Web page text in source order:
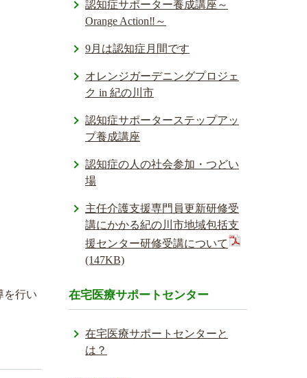
を行い
認知症サポーター養成講座～
Orange Action‼～
9月は認知症月間です
オレンジガーデニングプロジェ
ク in 紀の川市
認知症サポーターステップアッ
プ養成講座
認知症の人の社会参加・つどい
場
主任介護支援専門員更新研修受
講にかかる紀の川市地域包括支
援センター研修受講について
(147KB)
在宅医療サポートセンター
在宅医療サポートセンターと
は？